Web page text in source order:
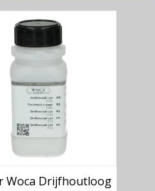
Woca Drijfhoutloog